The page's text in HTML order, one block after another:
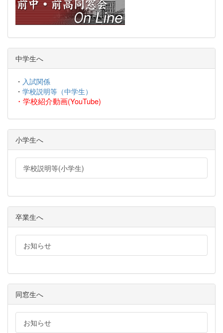
中学生へ
・ 入試関係
・ 学校説明等（中学生）
・ 学校紹介動画(YouTube)
小学生へ
学校説明等(小学生)
卒業生へ
お知らせ
同窓生へ
お知らせ